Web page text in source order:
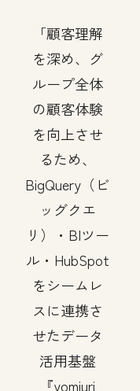
顧客理解
を深め、グ
ループ全体
の顧客体験
を向上させ
るため、
BigQuery（ビ
ッグクエ
リ）・BIツー
ル・HubSpot
をシームレ
スに連携さ
せたデータ
活用基盤
『yomiuri